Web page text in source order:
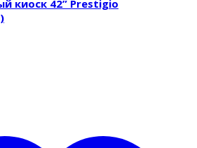
киоск 42” Prestigio